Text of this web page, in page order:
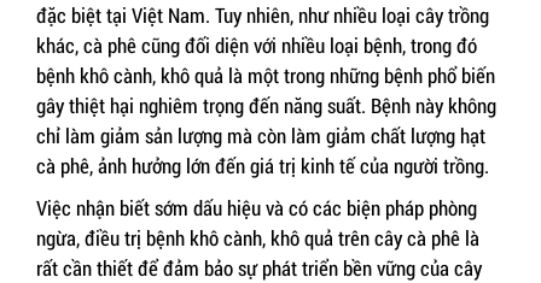
đặc biệt tại Việt Nam. Tuy nhiên, như nhiều loại cây trồng
khác, cà phê cũng đối diện với nhiều loại bệnh, trong đó
bệnh khô cành, khô quả là một trong những bệnh phổ biến
gây thiệt hại nghiêm trọng đến năng suất. Bệnh này không
chỉ làm giảm sản lượng mà còn làm giảm chất lượng hạt
cà phê, ảnh hưởng lớn đến giá trị kinh tế của người trồng.
Việc nhận biết sớm dấu hiệu và có các biện pháp phòng
ngừa, điều trị bệnh khô cành, khô quả trên cây cà phê là
rất cần thiết để đảm bảo sự phát triển bền vững của cây